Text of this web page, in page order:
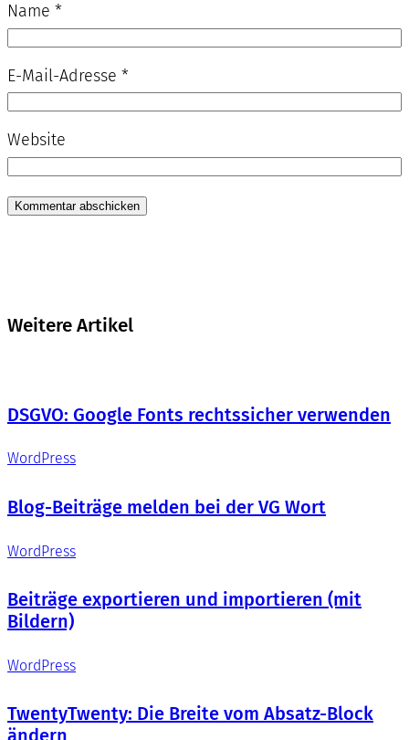
Name *
E-Mail-Adresse *
Website
Weitere Artikel
DSGVO: Google Fonts rechtssicher verwenden
WordPress
Blog-Beiträge melden bei der VG Wort
WordPress
Beiträge exportieren und importieren (mit
Bildern)
WordPress
TwentyTwenty: Die Breite vom Absatz-Block